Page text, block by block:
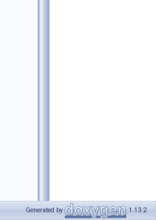
Generated by 1.13.2